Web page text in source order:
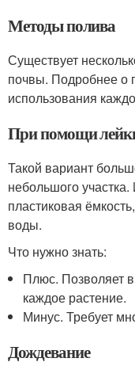
Методы полива
Существует
почвы. Подробнее о
использования
При помощи
Такой вариант
небольшого
пластиковая
воды.
Что нужно знать:
Плюс. Позволяет
каждое растение.
Минус. Требует
Дождевание